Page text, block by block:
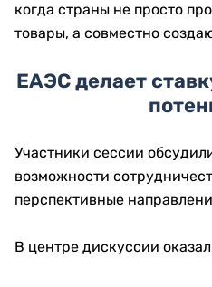
когда страны не просто
товары, а совместно
ЕАЭС делает
Участники сессии
возможности
перспективные
В центре дискуссии